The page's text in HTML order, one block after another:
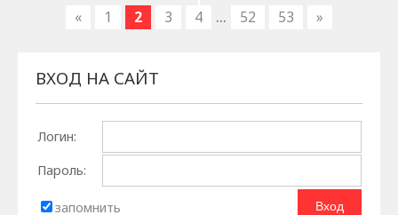
« 1 2 3 4 ... 52 53 »
ВХОД НА САЙТ
Логин:
Пароль:
запомнить